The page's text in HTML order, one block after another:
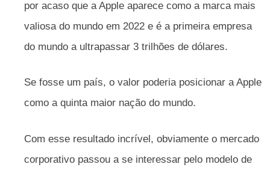
por acaso que a Apple aparece como a marca mais
valiosa do mundo em 2022 e é a primeira empresa
do mundo a ultrapassar 3 trilhões de dólares.
Se fosse um país, o valor poderia posicionar a Apple
como a quinta maior nação do mundo.
Com esse resultado incrível, obviamente o mercado
corporativo passou a se interessar pelo modelo de